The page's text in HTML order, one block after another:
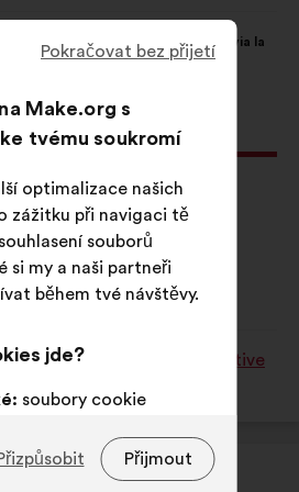
avant les rôle-modèles féminins via la
sportifs
Tento
získal:
98 hlasů
9
4
9
Neutrální
hlas
:
Tento
návrh
Bez názoru
:krát
Nepochopený
:krát
Lhostejný
:krát
favoriser la pratique sportive
2024 et après ?
Pokračovat bez přijetí
Make.org s
tvému soukromí
optimalizace našich
zážitku při navigaci tě
souborů
si my a naši partneři
během tvé návštěvy.
jde?
soubory cookie
Přijmout